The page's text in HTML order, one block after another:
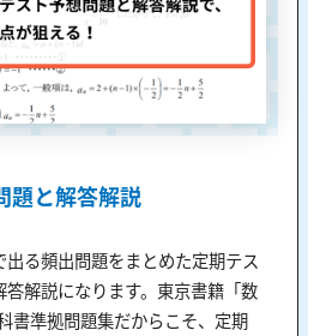
題と解答解説
る頻出問題をまとめた定期テス
答解説になります。東京書籍「数
書準拠問題集だからこそ、定期